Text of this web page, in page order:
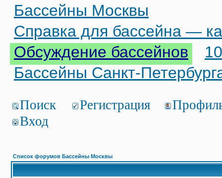
Бассейны Москвы
Справка для бассейна —
Обсуждение бассейнов
Бассейны Санкт-
Поиск Регистрация
Вход
Список форумов Бассейны Москвы